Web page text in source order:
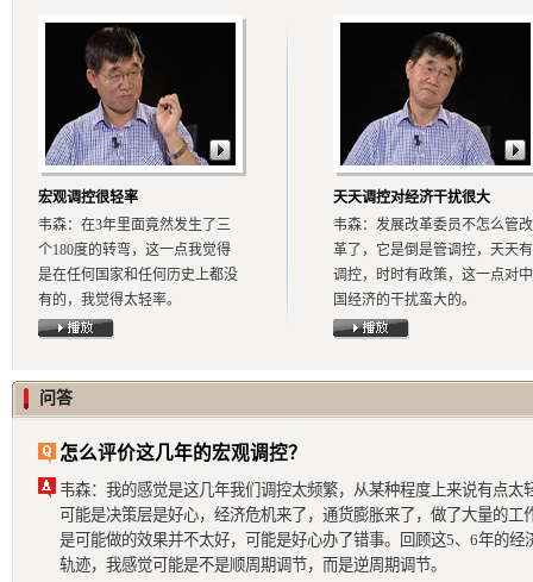
宏观调控很轻率
韦森：在3年里面竟然发生了三
个180度的转弯，这一点我觉得
是在任何国家和任何历史上都没
有的，我觉得太轻率。
天天调控对经济干扰很大
韦森：发展改革委员不怎么管改
革了，它是倒是管调控，天天有
调控，时时有政策，这一点对中
国经济的干扰蛮大的。
问答
怎么评价这几年的宏观调控？
韦森：我的感觉是这几年我们调控太频繁，从某种程度上来说有点太
可能是决策层是好心，经济危机来了，通货膨胀来了，做了大量的工
是可能做的效果并不太好，可能是好心办了错事。回顾这5、6年的经
轨迹，我感觉可能是不是顺周期调节，而是逆周期调节。